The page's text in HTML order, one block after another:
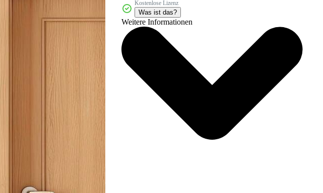
Kostenlose Lizenz
Was ist das?
Weitere Informationen